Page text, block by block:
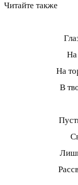
Читайте также
На
На
В